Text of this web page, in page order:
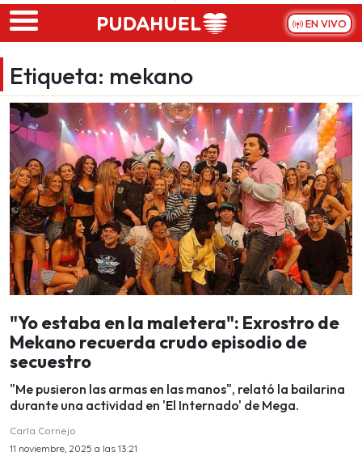
Skip to main content
EN VIVO
Etiqueta: mekano
"Yo estaba en la maletera": Exrostro de
Mekano recuerda crudo episodio de
secuestro
"Me pusieron las armas en las manos", relató la bailarina
durante una actividad en 'El Internado' de Mega.
Carla Cornejo
11 noviembre, 2025 a las 13:21